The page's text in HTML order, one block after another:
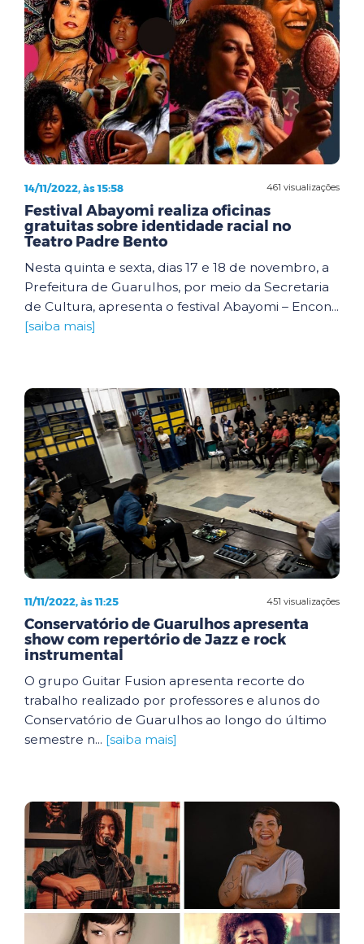
461 visualizações
14/11/2022, às 15:58
Festival Abayomi realiza oficinas
gratuitas sobre identidade racial no
Teatro Padre Bento
Nesta quinta e sexta, dias 17 e 18 de novembro, a
Prefeitura de Guarulhos, por meio da Secretaria
de Cultura, apresenta o festival Abayomi – Encon...
[saiba mais]
451 visualizações
11/11/2022, às 11:25
Conservatório de Guarulhos apresenta
show com repertório de Jazz e rock
instrumental
O grupo Guitar Fusion apresenta recorte do
trabalho realizado por professores e alunos do
Conservatório de Guarulhos ao longo do último
semestre n... [saiba mais]